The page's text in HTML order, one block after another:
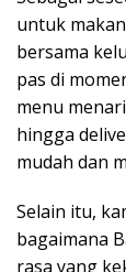
untuk
bersama
pas di
menu
hingga
mudah dan
Selain itu,
bagaimana
rasa yang